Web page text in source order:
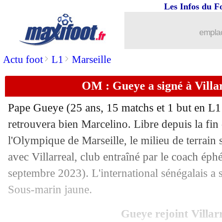
Actu foot> L1 > Marseille
Les Infos du
OM : Gueye a signé à
Pape Gueye (25 ans, 15 matchs et 1 but en
retrouvera bien Marcelino. Libre depuis la fin
l'Olympique de Marseille, le milieu de terrain
avec Villarreal, club entraîné par le coach
septembre 2023). L'international sénégalais a
Sous-marin jaune.
Gueye rejoint
Le Havre : le latéral Zouaoui pour 3
05/07 Espagne: Pedri remplacé après 8
05/07 EdF: Silva, ses premiers souvenirs
05/07 ASSE: Abdelhamid jusqu'en 2025
05/07 ASSE : les Verts pistent un nouveau
05/07 Rennes: une offre pour Cabal
: Espagne-Allemagne, les